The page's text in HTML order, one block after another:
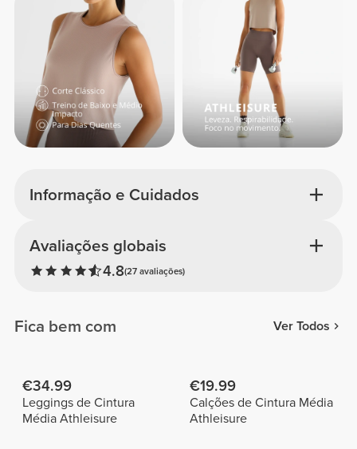
Informação e Cuidados
Avaliações globais
4.8(27 avaliações)
Fica bem com Ver Todos
€34.99
Leggings de Cintura
Média Athleisure
€19.99
Calções de Cintura Média
Athleisure